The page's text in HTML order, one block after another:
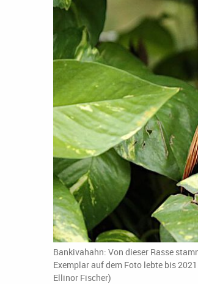
Bankivahahn: Von dieser Rasse
Exemplar auf dem Foto lebte bis
Ellinor Fischer)